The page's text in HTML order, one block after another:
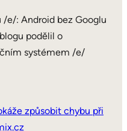
/e/: Android bez Googlu
podělil o
systémem /e/
způsobit chybu při